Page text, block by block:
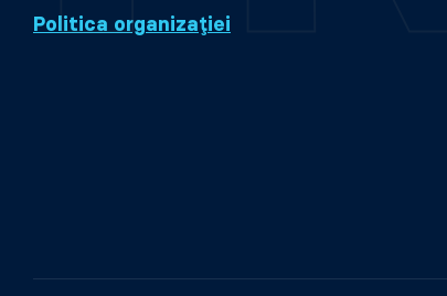
Politica organizației